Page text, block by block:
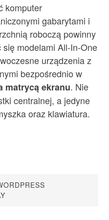
komputer
gabarytami i
roboczą powinny
modelami All-In-One
urządzenia z
bezpośrednio w
matrycą ekranu. Nie
centralnej, a jedyne
oraz klawiatura.